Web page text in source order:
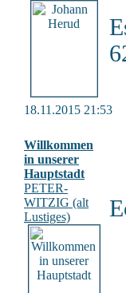
18.11.2015 21:53
Willkommen
in unserer
Hauptstadt
PETER-
WITZIG (alt
Lustiges)